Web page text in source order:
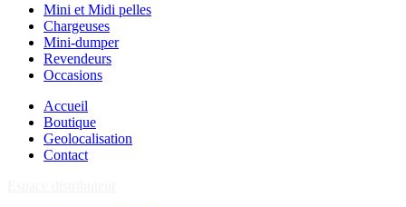
Mini et Midi pelles
Chargeuses
Mini-dumper
Revendeurs
Occasions
Accueil
Boutique
Geolocalisation
Contact